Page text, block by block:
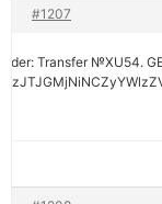
#1207
Transfer №XU54.